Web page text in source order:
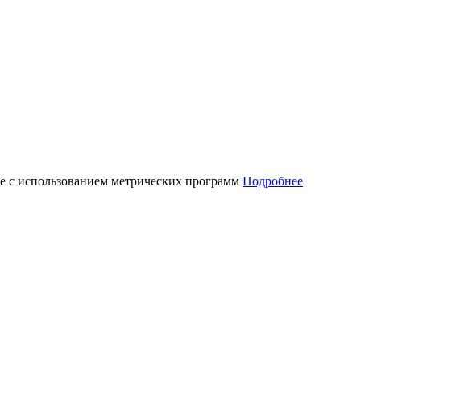
использованием метрических программ Подробнее